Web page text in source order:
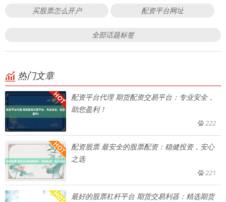
买股票怎么开户 配资平台网址
全部话题标签
热门文章
配资平台代理 期货配资交易平台：专业安全，
助您盈利！
222
配资股票 最安全的股票配资：稳健投资，安心
之选
221
最好的股票杠杆平台 期货交易利器：精选期货